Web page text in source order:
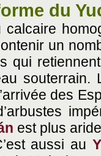
du
calcaire
un
qui
souterrain.
des
est plus
aussi au